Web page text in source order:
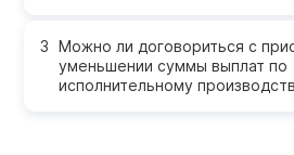
Можно ли договориться с
уменьшении суммы выплат по
исполнительному